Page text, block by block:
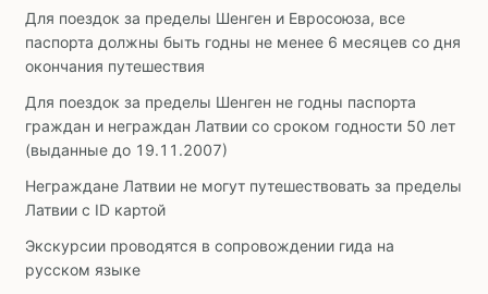
Для поездок за пределы Шенген и Евросоюза, все
паспорта должны быть годны не менее 6 месяцев со дня
окончания путешествия
Для поездок за пределы Шенген не годны паспорта
граждан и неграждан Латвии со сроком годности 50 лет
(выданные до 19.11.2007)
Неграждане Латвии не могут путешествовать за пределы
Латвии с ID картой
Экскурсии проводятся в сопровождении гида на
русском языке